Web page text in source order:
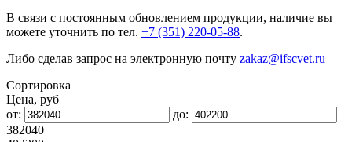
В связи с постоянным обновлением продукции, наличие вы
можете уточнить по тел. +7 (351) 220-05-88.
Либо сделав запрос на электронную почту zakaz@ifscvet.ru
Сортировка
Цена, руб
от:
до:
382040